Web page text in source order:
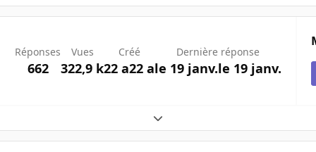
Réponses
662
Vues
322,9 k
Créé
22 a22 a
Dernière réponse
le 19 janv.le 19 janv.
Expand topic overview